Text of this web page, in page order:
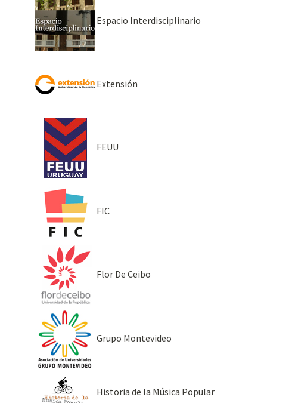
Espacio Interdisciplinario
Extensión
FEUU
FIC
Flor De Ceibo
Grupo Montevideo
Historia de la Música Popular